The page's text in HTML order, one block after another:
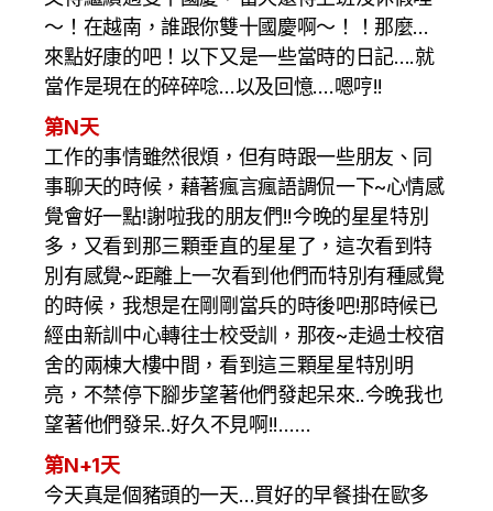
～！在越南，誰跟你雙十國慶啊～！！那麼…
來點好康的吧！以下又是一些當時的日記….就
當作是現在的碎碎唸…以及回憶….嗯哼!!
第N天
工作的事情雖然很煩，但有時跟一些朋友、同
事聊天的時候，藉著瘋言瘋語調侃一下~心情感
覺會好一點!謝啦我的朋友們!!今晚的星星特別
多，又看到那三顆垂直的星星了，這次看到特
別有感覺~距離上一次看到他們而特別有種感覺
的時候，我想是在剛剛當兵的時後吧!那時候已
經由新訓中心轉往士校受訓，那夜~走過士校宿
舍的兩棟大樓中間，看到這三顆星星特別明
亮，不禁停下腳步望著他們發起呆來..今晚我也
望著他們發呆..好久不見啊!!……
第N+1天
今天真是個豬頭的一天…買好的早餐掛在歐多